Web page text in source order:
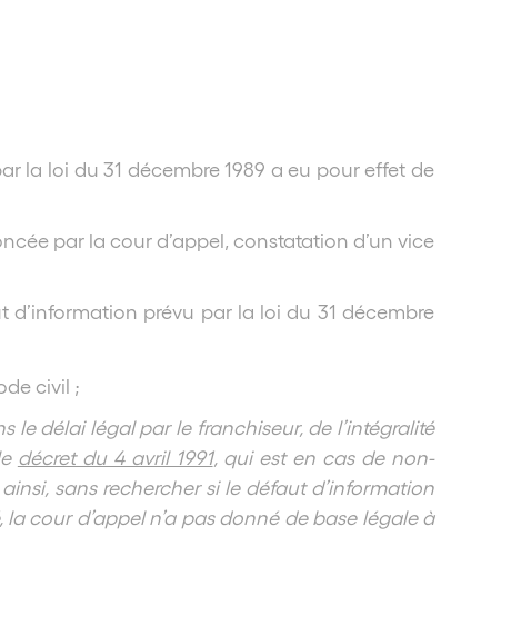
la loi du 31 décembre 1989 a eu pour effet de
par la cour d’appel, constatation d’un vice
prévu par la loi du 31 décembre
civil ;
le délai légal par le franchiseur, de l’intégralité
décret du 4 avril 1991, qui est en cas de non-
sans rechercher si le défaut d’information
cour d’appel n’a pas donné de base légale à